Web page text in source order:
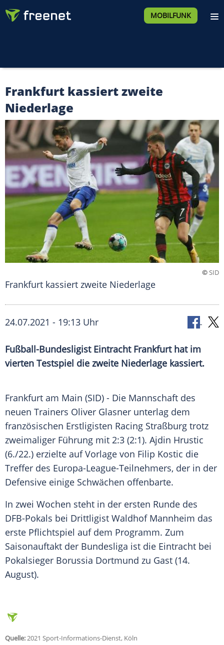
MOBILFUNK
Frankfurt kassiert zweite
Niederlage
©SID
Frankfurt kassiert zweite Niederlage
24.07.2021 - 19:13 Uhr
Fußball-Bundesligist Eintracht Frankfurthat im
vierten Testspiel die zweite Niederlage kassiert.
Frankfurt am Main (SID) - Die Mannschaft des
neuen Trainers Oliver Glasner unterlag dem
französischen Erstligisten Racing Straßburg trotz
zweimaliger Führung mit 2:3 (2:1). Ajdin Hrustic
(6./22.) erzielte auf Vorlage von Filip Kostic die
Treffer des Europa-League-Teilnehmers, der in der
Defensive einige Schwächen offenbarte.
In zwei Wochen steht in der ersten Runde des
DFB-Pokals bei Drittligist Waldhof Mannheim das
erste Pflichtspiel auf dem Programm. Zum
Saisonauftakt der Bundesliga ist die Eintracht bei
Pokalsieger Borussia Dortmund zu Gast (14.
August).
Quelle:2021 Sport-Informations-Dienst, Köln